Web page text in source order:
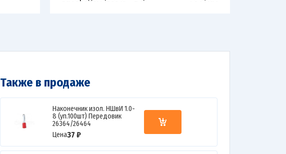
Также в продаже
Наконечник изол. НШвИ 1.0-
8 (уп.100шт) Передовик
26364/26464
Цена37 ₽